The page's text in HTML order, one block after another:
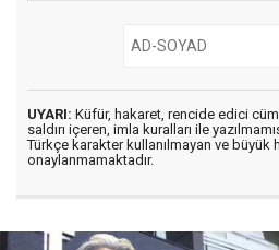
UYARI: Küfür, hakaret, rencide edici
saldırı içeren, imla kuralları ile
Türkçe karakter kullanılmayan ve büyük
onaylanmamaktadır.